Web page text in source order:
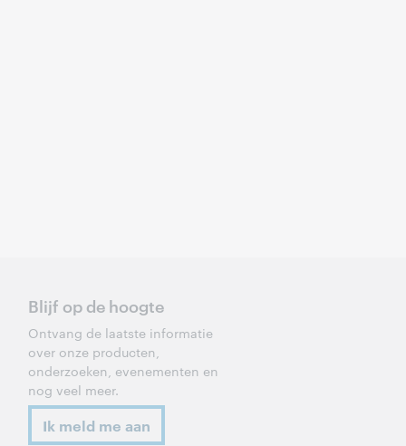
Blijf op de hoogte
Ontvang de laatste informatie
over onze producten,
onderzoeken, evenementen en
nog veel meer.
Ik meld me aan